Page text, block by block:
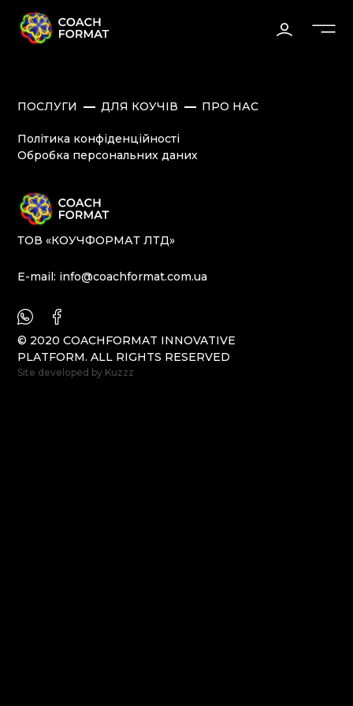
ТОВ «КОУЧФОРМАТ ЛТД»
E-mail: info@coachformat.com.ua
© 2020 COACHFORMAT INNOVATIVE
PLATFORM. ALL RIGHTS RESERVED
Site developed by Kuzzz
ПОСЛУГИ ДЛЯ КОУЧІВ ПРО НАС
Політика конфіденційності
Обробка персональних даних